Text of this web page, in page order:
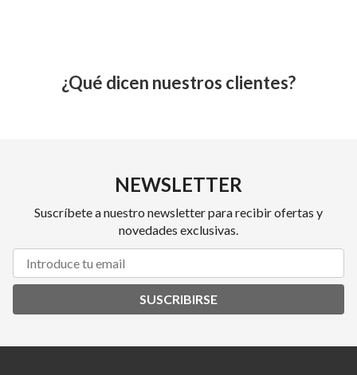
¿Qué dicen nuestros clientes?
NEWSLETTER
Suscríbete a nuestro newsletter para recibir ofertas y
novedades exclusivas.
SUSCRIBIRSE